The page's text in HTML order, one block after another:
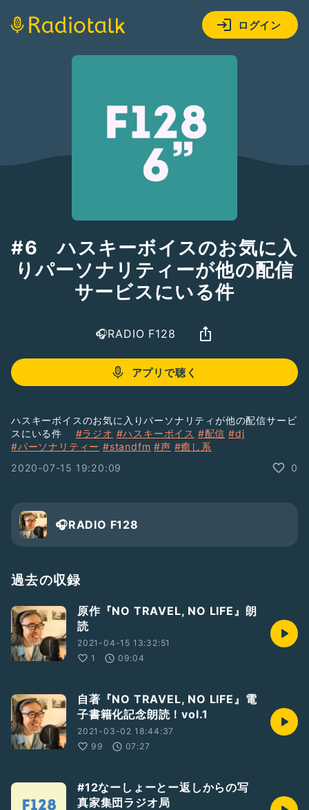
ログイン
#6 ハスキーボイスのお気に入
りパーソナリティーが他の配信
サービスにいる件
🎧RADIO F128
アプリで聴く
ハスキーボイスのお気に入りパーソナリティが他の配信サービ
スにいる件 #ラジオ #ハスキーボイス #配信 #dj
#パーソナリティー #standfm #声 #癒し系
2020-07-15 19:20:09
0
🎧RADIO F128
過去の収録
原作『NO TRAVEL, NO LIFE』朗
読
2021-04-15 13:32:51
1
09:04
自著『NO TRAVEL, NO LIFE』電
子書籍化記念朗読！vol.1
2021-03-02 18:44:37
99
07:27
#12なーしょーとー返しからの写
真家集団ラジオ局